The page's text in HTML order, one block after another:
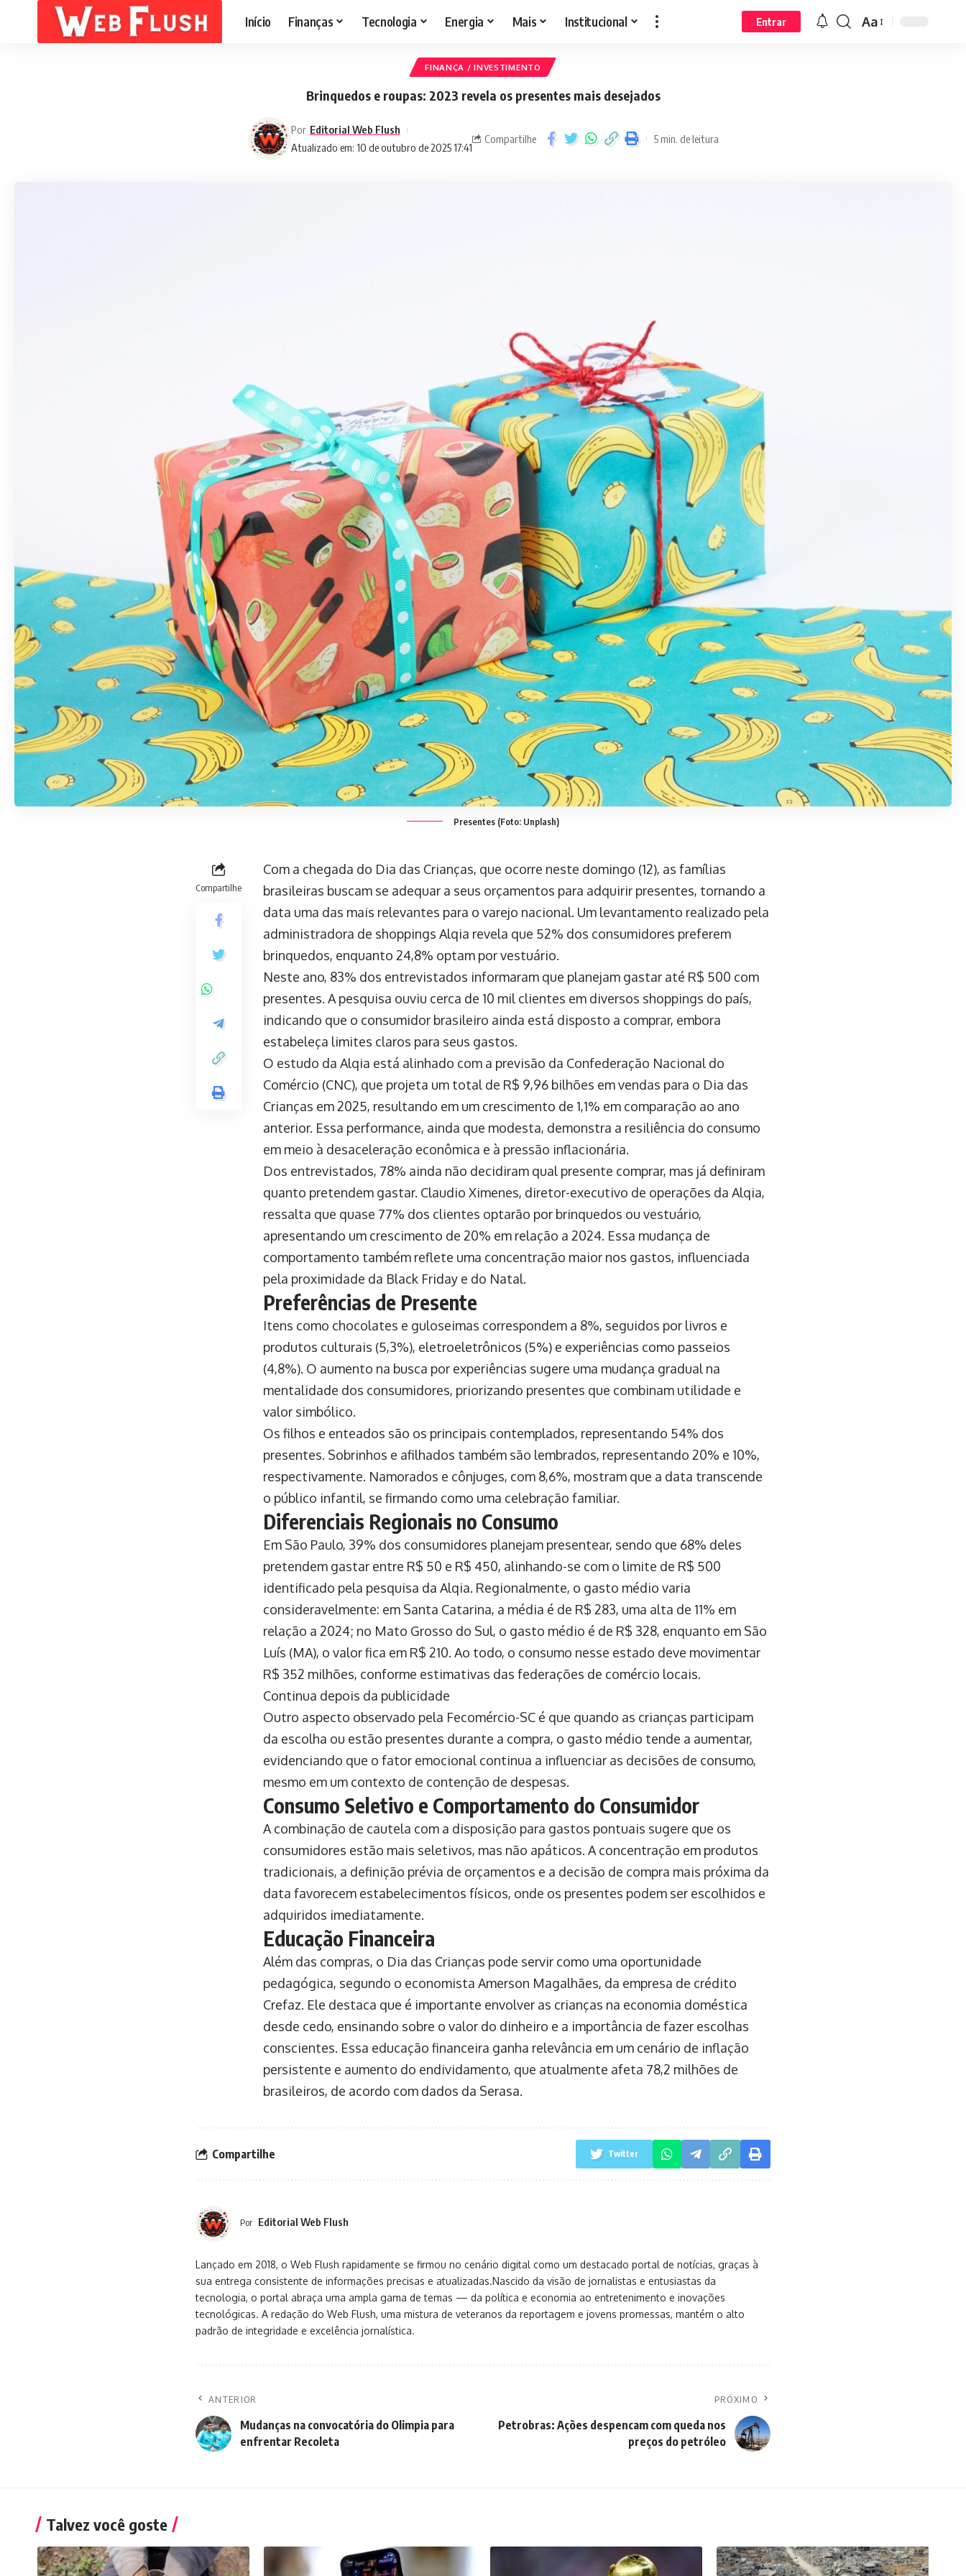
Início Finanças Tecnologia Energia Mais Institucional Entrar Aa
FINANÇA / INVESTIMENTO
Brinquedos e roupas: 2023 revela os presentes mais desejados
Atualizado em: 10 de outubro de 2025 17:41
Por Editorial Web Flush
Compartilhe 5 min. de leitura
Presentes (Foto: Unplash)
Compartilhe
Com a chegada do Dia das Crianças, que ocorre neste domingo (12), as famílias
brasileiras buscam se adequar a seus orçamentos para adquirir presentes, tornando a
data uma das mais relevantes para o varejo nacional. Um levantamento realizado pela
administradora de shoppings Alqia revela que 52% dos consumidores preferem
brinquedos, enquanto 24,8% optam por vestuário.
Neste ano, 83% dos entrevistados informaram que planejam gastar até R$ 500 com
presentes. A pesquisa ouviu cerca de 10 mil clientes em diversos shoppings do país,
indicando que o consumidor brasileiro ainda está disposto a comprar, embora
estabeleça limites claros para seus gastos.
O estudo da Alqia está alinhado com a previsão da Confederação Nacional do
Comércio (CNC), que projeta um total de R$ 9,96 bilhões em vendas para o Dia das
Crianças em 2025, resultando em um crescimento de 1,1% em comparação ao ano
anterior. Essa performance, ainda que modesta, demonstra a resiliência do consumo
em meio à desaceleração econômica e à pressão inflacionária.
Dos entrevistados, 78% ainda não decidiram qual presente comprar, mas já definiram
quanto pretendem gastar. Claudio Ximenes, diretor-executivo de operações da Alqia,
ressalta que quase 77% dos clientes optarão por brinquedos ou vestuário,
apresentando um crescimento de 20% em relação a 2024. Essa mudança de
comportamento também reflete uma concentração maior nos gastos, influenciada
pela proximidade da Black Friday e do Natal.
Preferências de Presente
Itens como chocolates e guloseimas correspondem a 8%, seguidos por livros e
produtos culturais (5,3%), eletroeletrônicos (5%) e experiências como passeios
(4,8%). O aumento na busca por experiências sugere uma mudança gradual na
mentalidade dos consumidores, priorizando presentes que combinam utilidade e
valor simbólico.
Os filhos e enteados são os principais contemplados, representando 54% dos
presentes. Sobrinhos e afilhados também são lembrados, representando 20% e 10%,
respectivamente. Namorados e cônjuges, com 8,6%, mostram que a data transcende
o público infantil, se firmando como uma celebração familiar.
Diferenciais Regionais no Consumo
Em São Paulo, 39% dos consumidores planejam presentear, sendo que 68% deles
pretendem gastar entre R$ 50 e R$ 450, alinhando-se com o limite de R$ 500
identificado pela pesquisa da Alqia. Regionalmente, o gasto médio varia
consideravelmente: em Santa Catarina, a média é de R$ 283, uma alta de 11% em
relação a 2024; no Mato Grosso do Sul, o gasto médio é de R$ 328, enquanto em São
Luís (MA), o valor fica em R$ 210. Ao todo, o consumo nesse estado deve movimentar
R$ 352 milhões, conforme estimativas das federações de comércio locais.
Continua depois da publicidade
Outro aspecto observado pela Fecomércio-SC é que quando as crianças participam
da escolha ou estão presentes durante a compra, o gasto médio tende a aumentar,
evidenciando que o fator emocional continua a influenciar as decisões de consumo,
mesmo em um contexto de contenção de despesas.
Consumo Seletivo e Comportamento do Consumidor
A combinação de cautela com a disposição para gastos pontuais sugere que os
consumidores estão mais seletivos, mas não apáticos. A concentração em produtos
tradicionais, a definição prévia de orçamentos e a decisão de compra mais próxima da
data favorecem estabelecimentos físicos, onde os presentes podem ser escolhidos e
adquiridos imediatamente.
Educação Financeira
Além das compras, o Dia das Crianças pode servir como uma oportunidade
pedagógica, segundo o economista Amerson Magalhães, da empresa de crédito
Crefaz. Ele destaca que é importante envolver as crianças na economia doméstica
desde cedo, ensinando sobre o valor do dinheiro e a importância de fazer escolhas
conscientes. Essa educação financeira ganha relevância em um cenário de inflação
persistente e aumento do endividamento, que atualmente afeta 78,2 milhões de
brasileiros, de acordo com dados da Serasa.
Compartilhe Twitter
Por Editorial Web Flush
Lançado em 2018, o Web Flush rapidamente se firmou no cenário digital como um destacado portal de notícias, graças à
sua entrega consistente de informações precisas e atualizadas.Nascido da visão de jornalistas e entusiastas da
tecnologia, o portal abraça uma ampla gama de temas — da política e economia ao entretenimento e inovações
tecnológicas. A redação do Web Flush, uma mistura de veteranos da reportagem e jovens promessas, mantém o alto
padrão de integridade e excelência jornalística.
ANTERIOR
Mudanças na convocatória do Olimpia para
enfrentar Recoleta
PRÓXIMO
Petrobras: Ações despencam com queda nos
preços do petróleo
Talvez você goste